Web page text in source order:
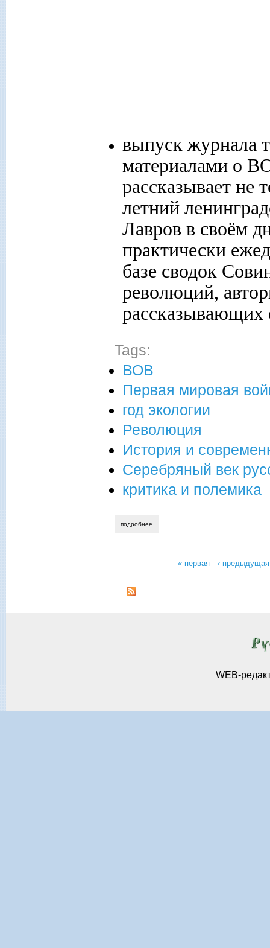
выпуск журнала
материалами о
рассказывает не
летний
Лавров в своём
практически
базе сводок
революций,
рассказывающих
Tags:
ВОВ
Первая мировая
год экологии
Революция
История и
Серебряный век
критика и полемика
подробнее
« первая ‹ предыдущая
WEB-